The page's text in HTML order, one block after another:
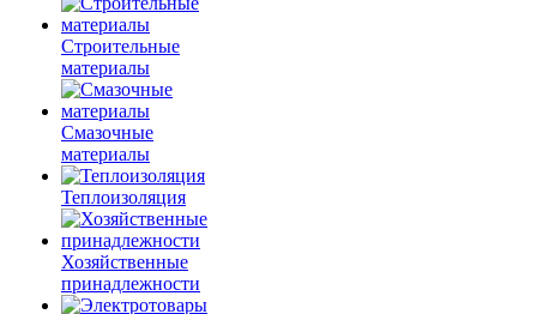
Строительные
материалы
Смазочные
материалы
Теплоизоляция
Хозяйственные
принадлежности